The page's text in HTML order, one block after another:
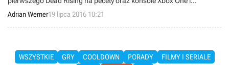
PlayStation 4. Na te dwie ostatnie platformy zmierzają również gry
Dead Rising 2 oraz Dead Rising 2: Off the Record.
Adrian Werner19 lipca 2016 10:21
WSZYSTKIE GRY COOLDOWN PORADY
FILMY I SERIALE